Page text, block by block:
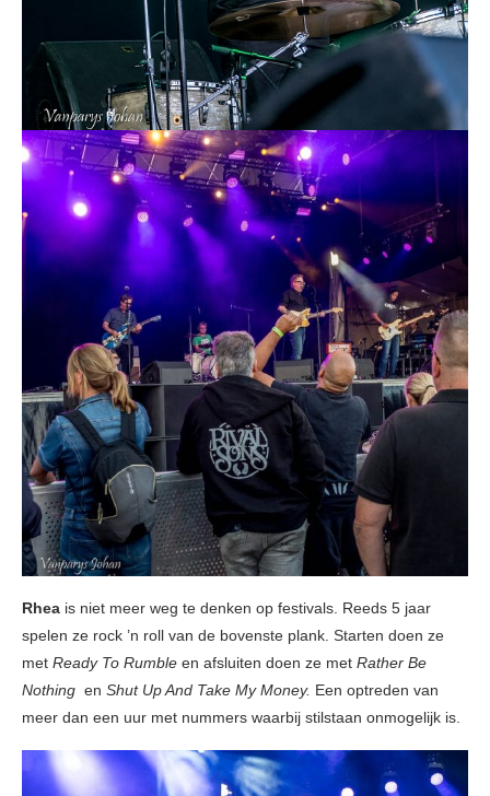
Rhea is niet meer weg te denken op festivals. Reeds 5 jaar
spelen ze rock ’n roll van de bovenste plank. Starten doen ze
met Ready To Rumble en afsluiten doen ze met Rather Be
Nothing en Shut Up And Take My Money. Een optreden van
meer dan een uur met nummers waarbij stilstaan onmogelijk is.